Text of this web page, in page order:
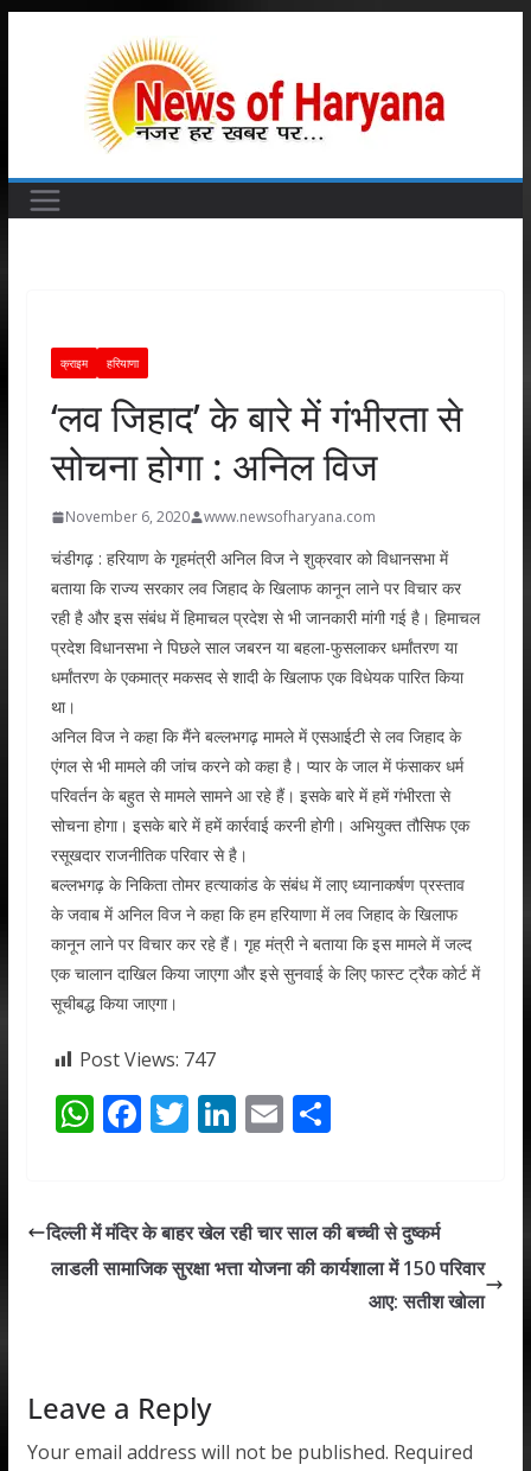
क्राइम हरियाणा
‘लव जिहाद’ के बारे में गंभीरता से
सोचना होगा : अनिल विज
November 6, 2020 www.newsofharyana.com
चंडीगढ़ : हरियाण के गृहमंत्री अनिल विज ने शुक्रवार को विधानसभा में
बताया कि राज्य सरकार लव जिहाद के खिलाफ कानून लाने पर विचार कर
रही है और इस संबंध में हिमाचल प्रदेश से भी जानकारी मांगी गई है। हिमाचल
प्रदेश विधानसभा ने पिछले साल जबरन या बहला-फुसलाकर धर्मांतरण या
धर्मांतरण के एकमात्र मकसद से शादी के खिलाफ एक विधेयक पारित किया
था।
अनिल विज ने कहा कि मैंने बल्लभगढ़ मामले में एसआईटी से लव जिहाद के
एंगल से भी मामले की जांच करने को कहा है। प्यार के जाल में फंसाकर धर्म
परिवर्तन के बहुत से मामले सामने आ रहे हैं। इसके बारे में हमें गंभीरता से
सोचना होगा। इसके बारे में हमें कार्रवाई करनी होगी। अभियुक्त तौसिफ एक
रसूखदार राजनीतिक परिवार से है।
बल्लभगढ़ के निकिता तोमर हत्याकांड के संबंध में लाए ध्यानाकर्षण प्रस्ताव
के जवाब में अनिल विज ने कहा कि हम हरियाणा में लव जिहाद के खिलाफ
कानून लाने पर विचार कर रहे हैं। गृह मंत्री ने बताया कि इस मामले में जल्द
एक चालान दाखिल किया जाएगा और इसे सुनवाई के लिए फास्ट ट्रैक कोर्ट में
सूचीबद्ध किया जाएगा।
Post Views: 747
W
s
A
F
b
o
T
er
Li
e
dI
E
l
S
e
दिल्ली में मंदिर के बाहर खेल रही चार साल की बच्ची से दुष्कर्म
लाडली सामाजिक सुरक्षा भत्ता योजना की कार्यशाला में 150 परिवार
आए: सतीश खोला
Leave a Reply
Your email address will not be published. Required